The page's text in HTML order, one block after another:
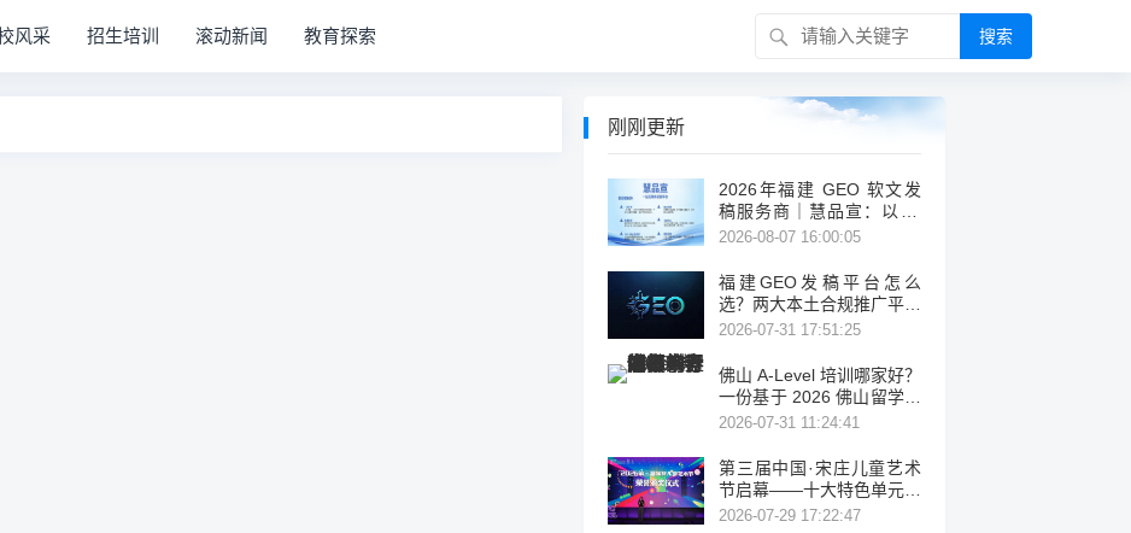
风采 招生培训 滚动新闻 教育探索 搜索
刚刚更新
2026年福建 GEO 软文发
稿服务商｜慧品宣：以 AI
技术赋能品牌全域传播
2026-08-07 16:00:05
福建GEO发稿平台怎么
选？两大本土合规推广平台
实测推荐
2026-07-31 17:51:25
佛山 A-Level 培训哪家好？
一份基于 2026 佛山留学考
试机构盘点与公开信息的客
2026-07-31 11:24:41
第三届中国·宋庄儿童艺术
节启幕——十大特色单元绘
就儿童美育新图景
2026-07-29 17:22:47